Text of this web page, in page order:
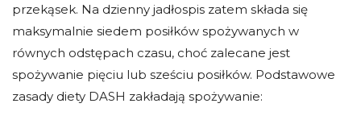
przekąsek. Na dzienny jadłospis zatem składa się
maksymalnie siedem posiłków spożywanych w
równych odstępach czasu, choć zalecane jest
spożywanie pięciu lub sześciu posiłków. Podstawowe
zasady diety DASH zakładają spożywanie: